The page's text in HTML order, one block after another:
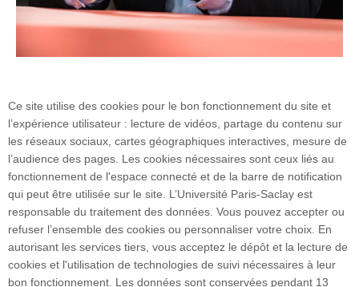
3 rue Joliot Curie
Bâtiment Bréguet
91190 Gif-sur-Yvette
Ce site utilise des cookies pour le bon fonctionnement du site et
l’expérience utilisateur : lecture de vidéos, partage du contenu sur
les réseaux sociaux, cartes géographiques interactives, mesure de
l’audience des pages. Les cookies nécessaires sont ceux liés au
fonctionnement de l'espace connecté et de la barre de notification
qui peut être utilisée sur le site. L’Université Paris-Saclay est
responsable du traitement des données. Vous pouvez accepter ou
refuser l’ensemble des cookies ou personnaliser votre choix. En
autorisant les services tiers, vous acceptez le dépôt et la lecture de
cookies et l'utilisation de technologies de suivi nécessaires à leur
bon fonctionnement. Les données sont conservées pendant 13